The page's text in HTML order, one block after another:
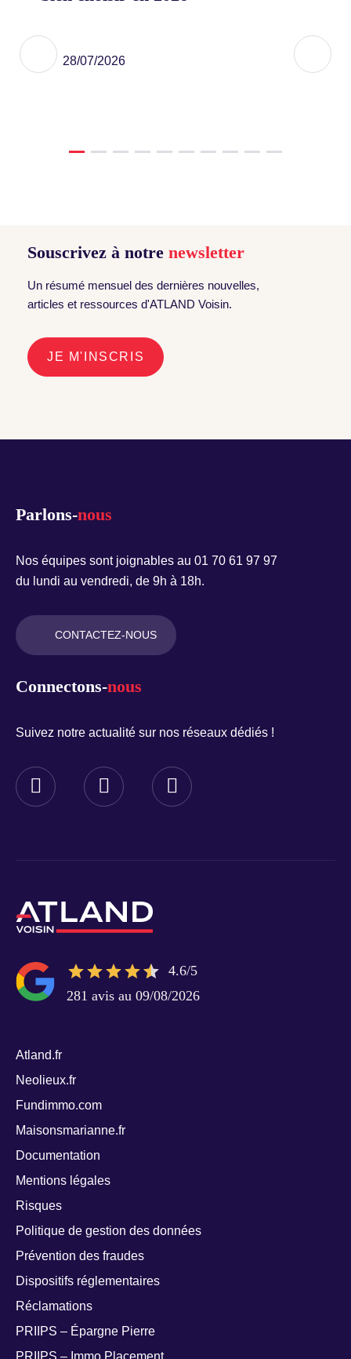
28/07/2026
Souscrivez à notre newsletter
Un résumé mensuel des dernières nouvelles,
articles et ressources d'ATLAND Voisin.
JE M'INSCRIS
Parlons-nous
Nos équipes sont joignables au 01 70 61 97 97
du lundi au vendredi, de 9h à 18h.
CONTACTEZ-NOUS
Connectons-nous
Suivez notre actualité sur nos réseaux dédiés !
4.6/5
281 avis au 09/08/2026
Atland.fr
Neolieux.fr
Fundimmo.com
Maisonsmarianne.fr
Documentation
Mentions légales
Risques
Politique de gestion des données
Prévention des fraudes
Dispositifs réglementaires
Réclamations
PRIIPS – Épargne Pierre
PRIIPS – Immo Placement